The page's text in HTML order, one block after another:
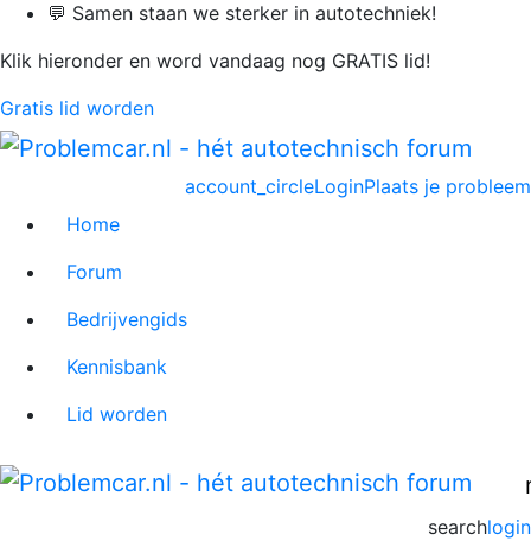
💬 Samen staan we sterker in autotechniek!
Klik hieronder en word vandaag nog GRATIS lid!
Gratis lid worden
Plaats je probleem
account_circleLogin
Home
Forum
Bedrijvengids
Kennisbank
Lid worden
login
search